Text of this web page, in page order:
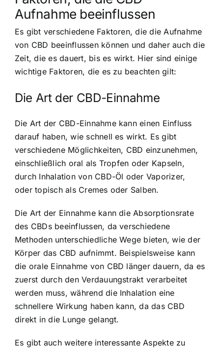
Aufnahme beeinflussen
Es gibt verschiedene Faktoren, die die Aufnahme
von CBD beeinflussen können und daher auch die
Zeit, die es dauert, bis es wirkt. Hier sind einige
wichtige Faktoren, die es zu beachten gilt:
Die Art der CBD-Einnahme
Die Art der CBD-Einnahme kann einen Einfluss
darauf haben, wie schnell es wirkt. Es gibt
verschiedene Möglichkeiten, CBD einzunehmen,
einschließlich oral als Tropfen oder Kapseln,
durch Inhalation von CBD-Öl oder Vaporizer,
oder topisch als Cremes oder Salben.
Die Art der Einnahme kann die Absorptionsrate
des CBDs beeinflussen, da verschiedene
Methoden unterschiedliche Wege bieten, wie der
Körper das CBD aufnimmt. Beispielsweise kann
die orale Einnahme von CBD länger dauern, da es
zuerst durch den Verdauungstrakt verarbeitet
werden muss, während die Inhalation eine
schnellere Wirkung haben kann, da das CBD
direkt in die Lunge gelangt.
Es gibt auch weitere interessante Aspekte zu